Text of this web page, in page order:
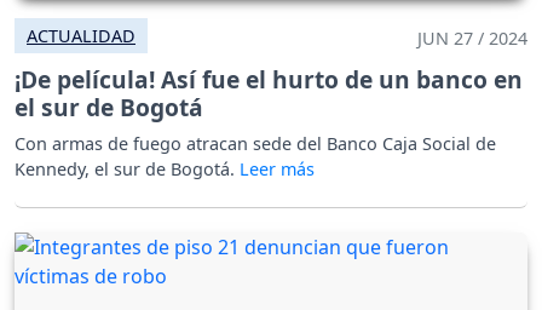
ACTUALIDAD JUN 27 / 2024
¡De película! Así fue el hurto de un banco en
el sur de Bogotá
Con armas de fuego atracan sede del Banco Caja Social de
Kennedy, el sur de Bogotá.